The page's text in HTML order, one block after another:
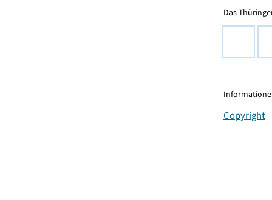
Das
Copyright